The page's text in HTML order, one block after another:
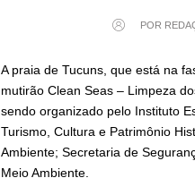
POR
A praia de Tucuns, que está na
mutirão Clean Seas – Limpeza
sendo organizado pelo Instituto
Turismo, Cultura e Patrimônio
Ambiente; Secretaria de
Meio Ambiente.